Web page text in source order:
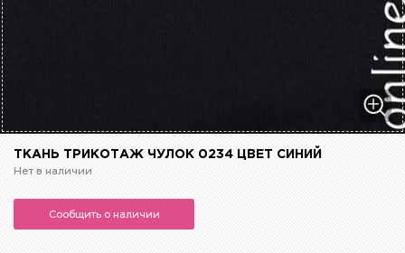
ТКАНЬ ТРИКОТАЖ ЧУЛОК 0234 ЦВЕТ СИНИЙ
Нет в наличии
Сообщить о наличии